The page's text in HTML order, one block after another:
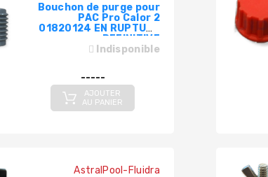
Bouchon de purge pour
PAC Pro Calor 2
01820124 EN RUPTURE
DEFINITIVE
Indisponible
-----
AJOUTER
AU PANIER
AstralPool-Fluidra